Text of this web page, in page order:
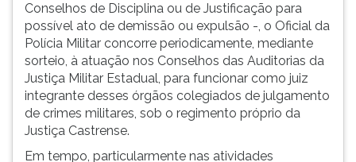
Conselhos de Disciplina ou de Justificação para
possível ato de demissão ou expulsão -, o Oficial da
Polícia Militar concorre periodicamente, mediante
sorteio, à atuação nos Conselhos das Auditorias da
Justiça Militar Estadual, para funcionar como juiz
integrante desses órgãos colegiados de julgamento
de crimes militares, sob o regimento próprio da
Justiça Castrense.
Em tempo, particularmente nas atividades